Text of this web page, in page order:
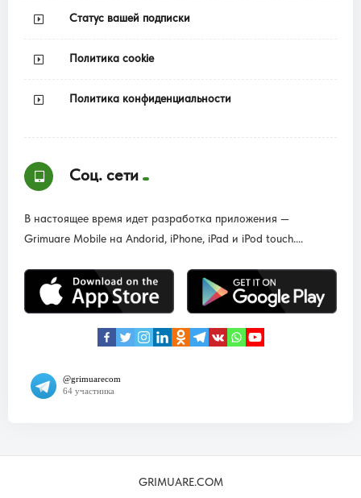
Статус вашей подписки
Политика cookie
Политика конфиденциальности
Соц. сети
В настоящее время идет разработка приложения —
Grimuare Mobile на Andorid, iPhone, iPad и iPod touch....
GRIMUARE.COM